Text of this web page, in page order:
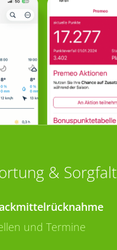
& Sorgfalt
und Termine